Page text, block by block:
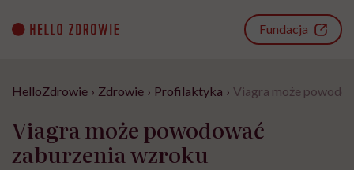
content
Fundacja
HelloZdrowie › Zdrowie › Profilaktyka › Viagra może
Viagra może powodować
zaburzenia wzroku